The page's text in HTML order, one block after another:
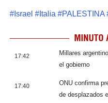
# Israel # Italia #PALESTINA
MINUTO
17:42
Millares
el gobierno
17:40
ONU confirma
de desplazados